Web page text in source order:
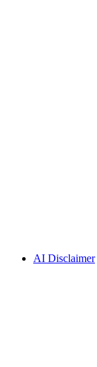
AI Disclaimer